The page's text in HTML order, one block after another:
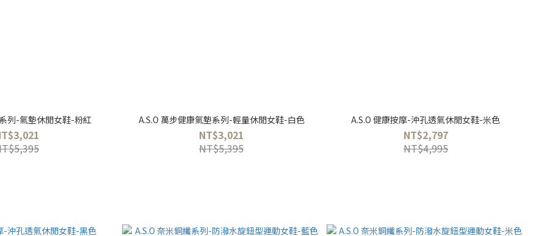
列-氣墊休閒女鞋-粉紅 A.S.O 萬步健康氣墊系列-輕量休閒女鞋-白色
NT$3,021
NT$5,395
A.S.O 健康按摩-沖孔透氣休閒女鞋-米色
NT$2,797
NT$4,995